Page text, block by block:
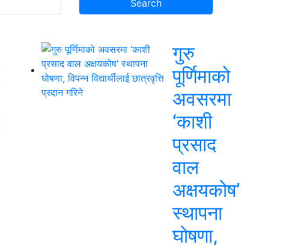
गुरु
पूर्णिमाको
अवसरमा
‘काशी
प्रसाद
वाल
अक्षयकोष’
स्थापना
घोषणा,